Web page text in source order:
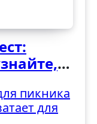
пикника
для